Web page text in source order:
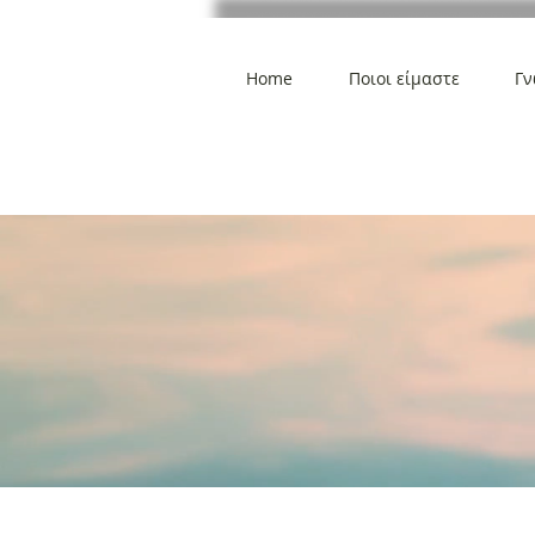
Home Ποιοι είμαστε